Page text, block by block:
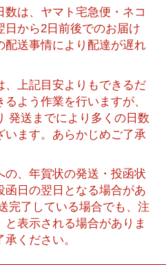
は、ヤマト宅急便・ネコ
日から2日前後でのお届け
配送事情により配達が遅れ
、上記目安よりもできるだ
よう作業を行いますが、
発送までにより多くの日数
います。あらかじめご了承
の、年賀状の発送・投函状
函日の翌日となる場合があ
完了している場合でも、注
表示される場合がありま
ください。